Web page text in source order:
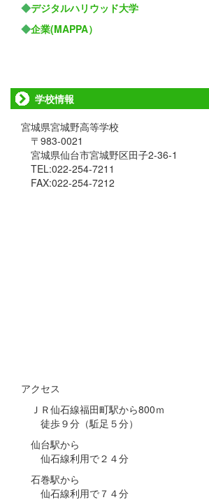
◆デジタルハリウッド大学
◆企業(MAPPA）
学校情報
宮城県宮城野高等学校
〒983-0021
宮城県仙台市宮城野区田子2-36-1
TEL:022-254-7211
FAX:022-254-7212
アクセス
ＪＲ仙石線福田町駅から800ｍ
徒歩９分（駈足５分）
仙台駅から
仙石線利用で２４分
石巻駅から
仙石線利用で７４分